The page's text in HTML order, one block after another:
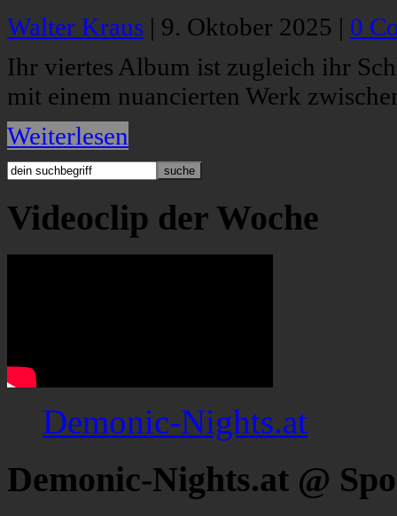
Walter Kraus | 9. Oktober 2025 | 0
Ihr viertes Album ist zugleich ihr
mit einem nuancierten Werk
Weiterlesen
Videoclip der Woche
Demonic-Nights.at
Demonic-Nights.at @